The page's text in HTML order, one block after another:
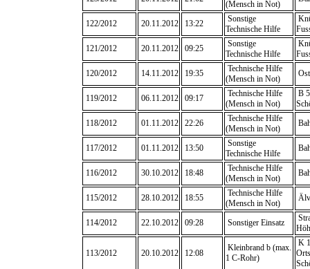
(Mensch in Not)
122/2012 20.11.2012 13:22
Sonstige
Technische Hilfe
121/2012
20.11.2012 09:25
Sonstige
Technische Hilfe
120/2012
14.11.2012 19:35
Technische Hilfe
(Mensch in Not)
119/2012 06.11.2012 09:17
Technische Hilfe
(Mensch in Not)
B
118/2012
01.11.2012 22:26
Technische Hilfe
(Mensch in Not)
117/2012 01.11.2012 13:50
Sonstige
Technische Hilfe
116/2012 30.10.2012 18:48
Technische Hilfe
(Mensch in Not)
115/2012 28.10.2012 18:55
Technische Hilfe
(Mensch in Not)
114/2012 22.10.2012 09:28 Sonstiger Einsatz
113/2012 20.10.2012 12:08
Kleinbrand b (max.
1 C-Rohr)
K